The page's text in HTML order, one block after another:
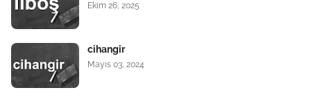
Ekim 26, 2025
cihangir
Mayıs 03, 2024